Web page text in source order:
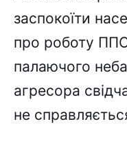
заспокоїти
про роботу
палаючого
агресора
не